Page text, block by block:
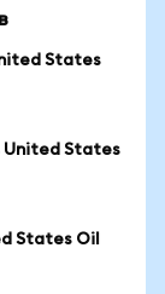
States
United States
States Oil